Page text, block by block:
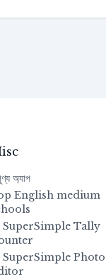
অ্যাপ
English medium
SuperSimple Tally
SuperSimple Photo